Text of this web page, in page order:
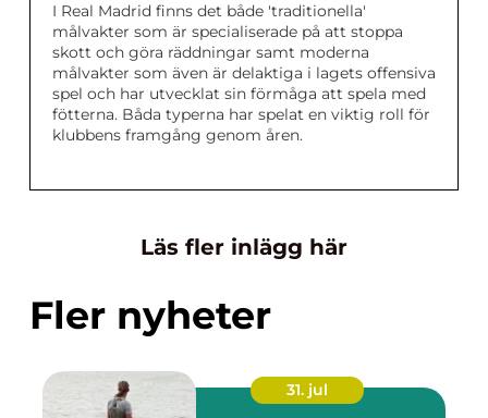
I Real Madrid finns det både 'traditionella'
målvakter som är specialiserade på att stoppa
skott och göra räddningar samt moderna
målvakter som även är delaktiga i lagets offensiva
spel och har utvecklat sin förmåga att spela med
fötterna. Båda typerna har spelat en viktig roll för
klubbens framgång genom åren.
Läs fler inlägg här
Fler nyheter
31. jul